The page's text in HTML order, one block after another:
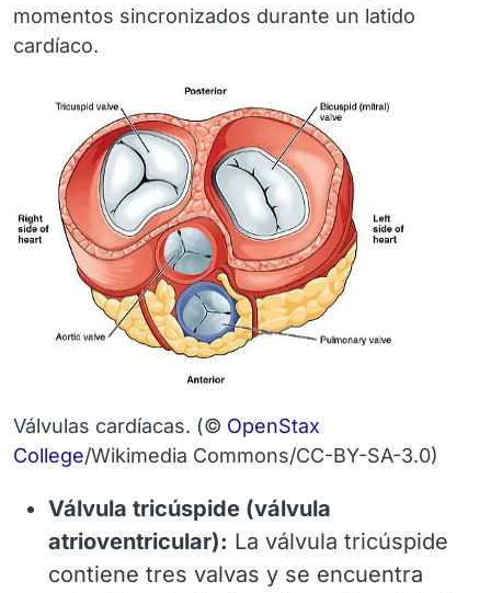
momentos sincronizados durante un latido
cardíaco.
Válvulas cardíacas. (© OpenStax
College/Wikimedia Commons/CC-BY-SA-3.0)
Válvula tricúspide (válvula
atrioventricular): La válvula tricúspide
contiene tres valvas y se encuentra